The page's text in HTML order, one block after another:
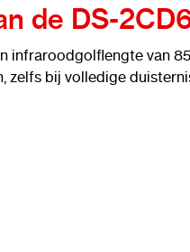
de DS-
infraroodgolflengte van
zelfs bij volledige